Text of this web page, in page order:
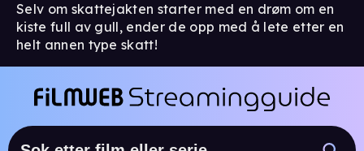
Selv om skattejakten starter med en drøm om en
kiste full av gull, ender de opp med å lete etter en
helt annen type skatt!